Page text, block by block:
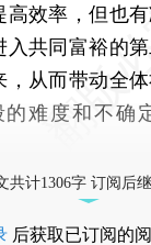
高效率，但也
入共同富裕的
，从而带动全
的难度和不确
共计1306字 订阅后
后获取已订阅的